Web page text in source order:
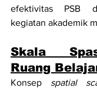
efektivitas PSB
kegiatan akademik
Skala
Ruang
Konsep spatial